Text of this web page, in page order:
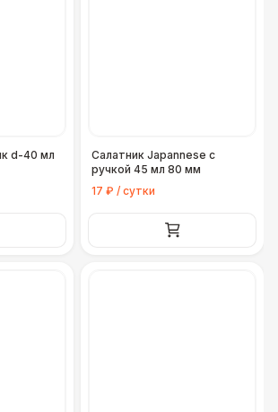
d-40 мл
Салатник Japannese с
ручкой 45 мл 80 мм
17 ₽ / сутки